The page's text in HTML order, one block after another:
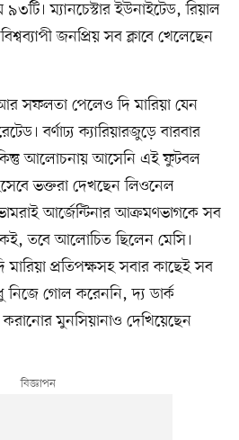
৯৩টি। ম্যানচেস্টার ইউনাইটেড, রিয়াল
জনপ্রিয় সব ক্লাবে খেলেছেন
সফলতা পেলেও দি মারিয়া যেন
বর্ণাঢ্য ক্যারিয়ারজুড়ে বারবার
কিন্তু আলোচনায় আসেনি এই ফুটবল
ভক্তরা দেখছেন লিওনেল
আর্জেন্টিনার আক্রমণভাগকে সব
তবে আলোচিত ছিলেন মেসি।
মারিয়া প্রতিপক্ষসহ সবার কাছেই সব
নিজে গোল করেননি, দ্য ডার্ক
করানোর মুনসিয়ানাও দেখিয়েছেন